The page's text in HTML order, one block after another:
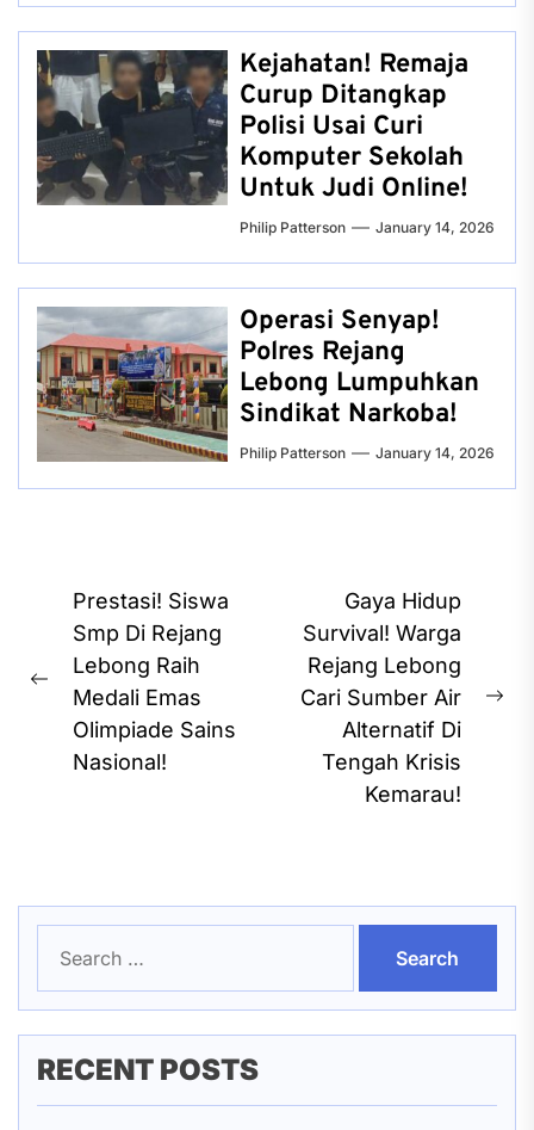
Kejahatan! Remaja
Curup Ditangkap
Polisi Usai Curi
Komputer Sekolah
Untuk Judi Online!
Philip Patterson January 14, 2026
Operasi Senyap!
Polres Rejang
Lebong Lumpuhkan
Sindikat Narkoba!
Philip Patterson January 14, 2026
Post
navigation
Previous
post:
Prestasi! Siswa
Smp Di Rejang
Lebong Raih
Medali Emas
Olimpiade Sains
Nasional!
Gaya Hidup
Survival! Warga
Rejang Lebong
Cari Sumber Air
Alternatif Di
Tengah Krisis
Kemarau!
for:
RECENT POSTS